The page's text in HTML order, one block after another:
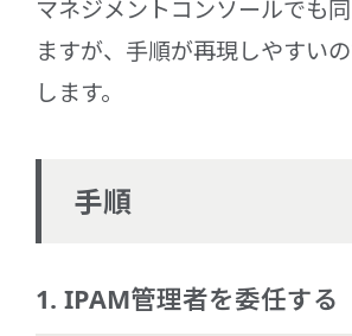
マネジメントコンソールでも
ますが、手順が再現しやすい
します。
手順
1. IPAM管理者を委任する